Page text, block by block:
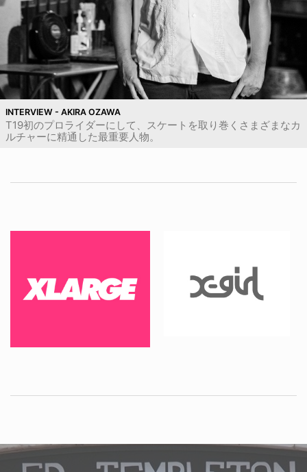
INTERVIEW - AKIRA OZAWA
T19初のプロライダーにして、スケートを取り巻くさまざまなカ
ルチャーに精通した最重要人物。